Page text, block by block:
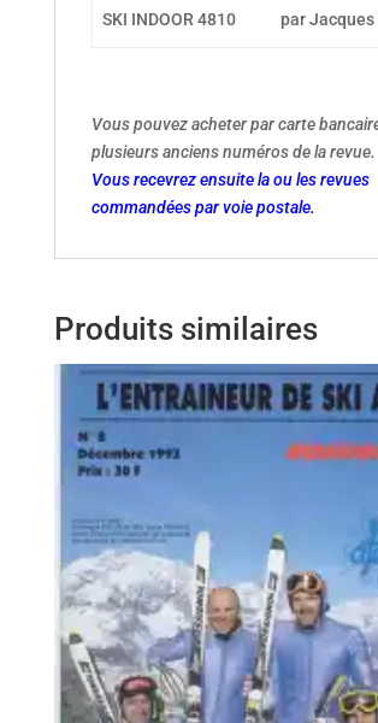
SKI INDOOR 4810 par Jacques
Vous pouvez acheter par carte
plusieurs anciens numéros de la revue.
Vous recevrez ensuite la ou les revues
commandées par voie postale.
Produits similaires